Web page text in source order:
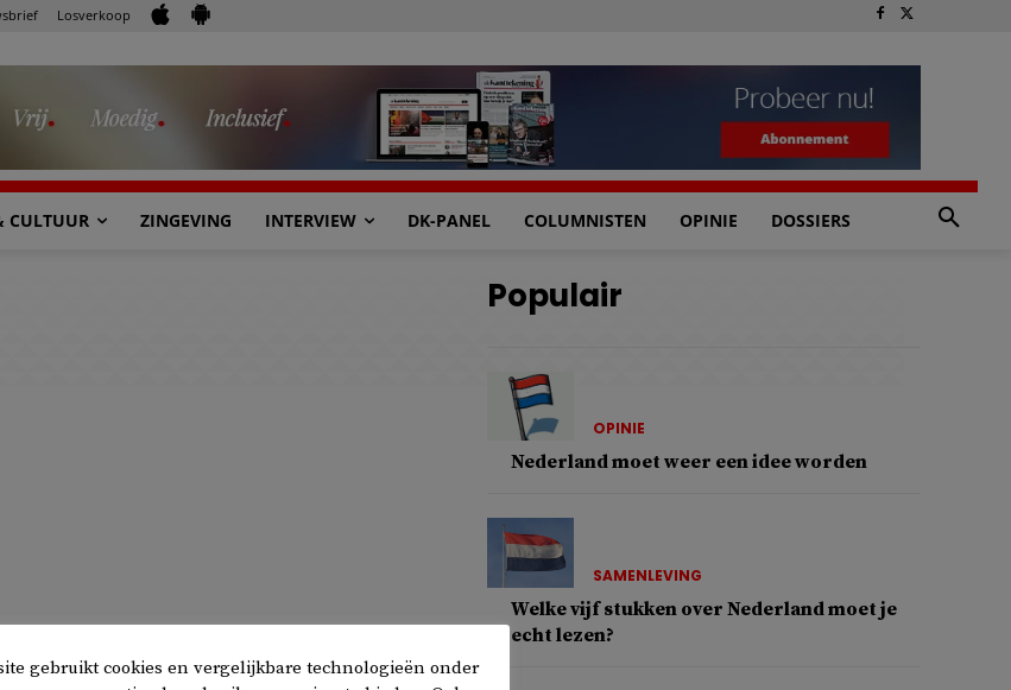
Losverkoop
CULTUUR ZINGEVING INTERVIEW DK-PANEL COLUMNISTEN OPINIE DOSSIERS
Populair
OPINIE
Nederland moet weer een idee worden
SAMENLEVING
Welke vijf stukken over Nederland moet je
echt lezen?
gebruikt cookies en vergelijkbare technologieën onder